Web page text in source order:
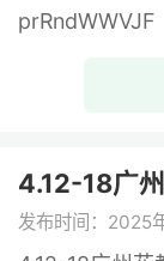
prRndWWVJF
发布时间：2025